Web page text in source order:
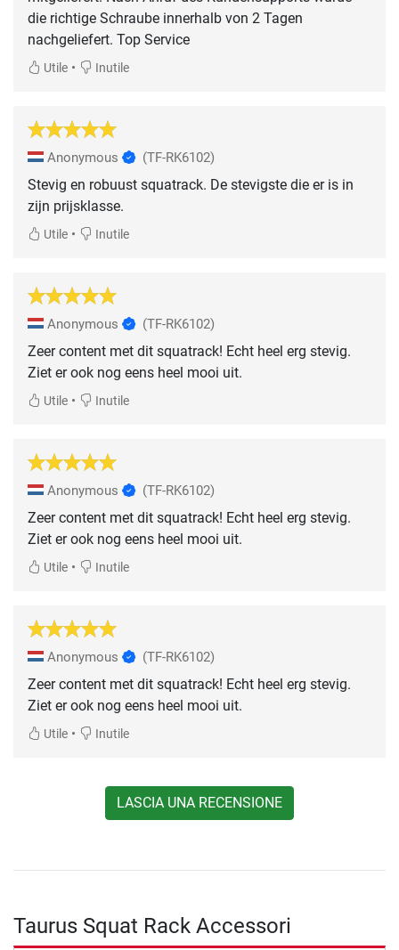
die richtige Schraube innerhalb von 2 Tagen
nachgeliefert. Top Service
Utile • Inutile
Anonymous (TF-RK6102)
Stevig en robuust squatrack. De stevigste die er is in
zijn prijsklasse.
Utile • Inutile
Anonymous (TF-RK6102)
Zeer content met dit squatrack! Echt heel erg stevig.
Ziet er ook nog eens heel mooi uit.
Utile • Inutile
Anonymous (TF-RK6102)
Zeer content met dit squatrack! Echt heel erg stevig.
Ziet er ook nog eens heel mooi uit.
Utile • Inutile
Anonymous (TF-RK6102)
Zeer content met dit squatrack! Echt heel erg stevig.
Ziet er ook nog eens heel mooi uit.
Utile • Inutile
LASCIA UNA RECENSIONE
Taurus Squat Rack Accessori